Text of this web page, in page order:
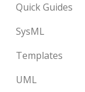
Quick Guides
SysML
Templates
UML